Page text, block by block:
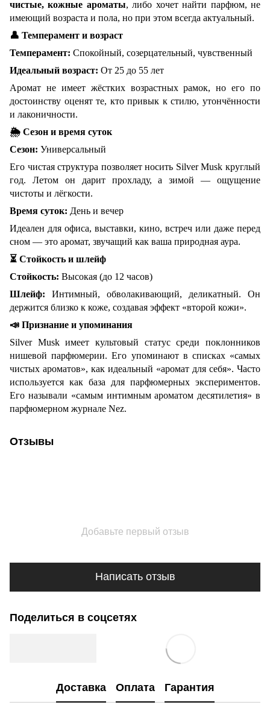
чистые, кожные ароматы, либо хочет найти парфюм, не
имеющий возраста и пола, но при этом всегда актуальный.
👤 Темперамент и возраст
Темперамент: Спокойный, созерцательный, чувственный
Идеальный возраст: От 25 до 55 лет
Аромат не имеет жёстких возрастных рамок, но его по
достоинству оценят те, кто привык к стилю, утончённости
и лаконичности.
🌦 Сезон и время суток
Сезон: Универсальный
Его чистая структура позволяет носить Silver Musk круглый
год. Летом он дарит прохладу, а зимой — ощущение
чистоты и лёгкости.
Время суток: День и вечер
Идеален для офиса, выставки, кино, встреч или даже перед
сном — это аромат, звучащий как ваша природная аура.
⏳ Стойкость и шлейф
Стойкость: Высокая (до 12 часов)
Шлейф: Интимный, обволакивающий, деликатный. Он
держится близко к коже, создавая эффект «второй кожи».
📣 Признание и упоминания
Silver Musk имеет культовый статус среди поклонников
нишевой парфюмерии. Его упоминают в списках «самых
чистых ароматов», как идеальный «аромат для себя». Часто
используется как база для парфюмерных экспериментов.
Его называли «самым интимным ароматом десятилетия» в
парфюмерном журнале Nez.
Отзывы
Добавьте первый отзыв
Написать отзыв
Поделиться в соцсетях
Доставка Оплата Гарантия